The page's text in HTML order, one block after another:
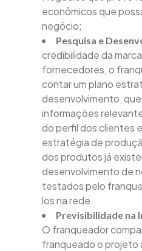
econômicos que
negócio;
Pesquisa e
credibilidade da
fornecedores, o
contar um plano
desenvolvimento,
informações
do perfil dos clientes
estratégia de
dos produtos já
desenvolvimento de
testados pelo
los na rede.
Previsibilidade na
O franqueador
franqueado o projeto